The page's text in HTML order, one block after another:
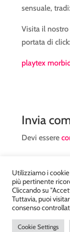
sensuale,
Visita il
portata di click:
playtex
Invia
Devi essere
Atelier Kyriad
Sondrio P.Iva
Utilizziamo i
più pertinente
Cliccando su
Tuttavia, puoi
consenso
Cookie Settings